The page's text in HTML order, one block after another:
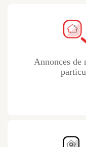
Annonces de